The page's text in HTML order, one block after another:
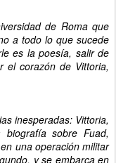
de Roma que
a todo lo que sucede
es la poesía, salir de
el corazón de Vittoria,
inesperadas: Vittoria,
sobre Fuad,
una operación militar
y se embarca en